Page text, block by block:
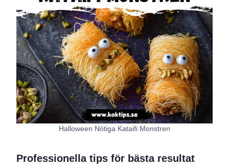
Halloween Nötiga Kataifi Monstren
Professionella tips för bästa resultat